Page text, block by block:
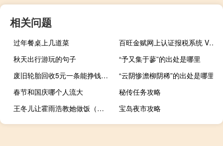
相关问题
过年餐桌上几道菜
百旺金赋网上认证报税系统 V6.10 官方版（百旺金赋网上认证报税系统 V6.10 官方版功能简介）
秋天出行游玩的句子
“予又集于蓼”的出处是哪里
废旧轮胎回收5元一条能挣钱吗（废旧轮胎回收）
“云阴惨澹柳阴稀”的出处是哪里
春节和国庆哪个人流大
秘传任务攻略
王冬儿让霍雨浩教她做饭（王冬儿被霍雨浩污）
宝岛夜市攻略